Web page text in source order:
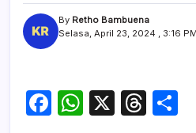
By Retho Bambuena
Selasa, April 23, 2024 , 3:16 PM
F
W X
T